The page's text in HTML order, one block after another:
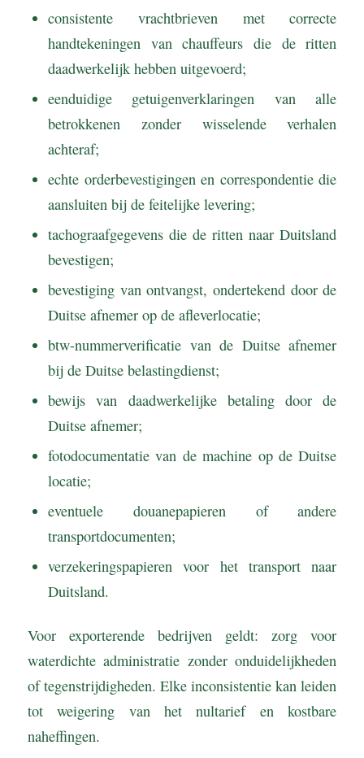
consistente vrachtbrieven met correcte
handtekeningen van chauffeurs die de ritten
daadwerkelijk hebben uitgevoerd;
eenduidige getuigenverklaringen van alle
betrokkenen zonder wisselende verhalen
achteraf;
echte orderbevestigingen en correspondentie die
aansluiten bij de feitelijke levering;
tachograafgegevens die de ritten naar Duitsland
bevestigen;
bevestiging van ontvangst, ondertekend door de
Duitse afnemer op de afleverlocatie;
btw-nummerverificatie van de Duitse afnemer
bij de Duitse belastingdienst;
bewijs van daadwerkelijke betaling door de
Duitse afnemer;
fotodocumentatie van de machine op de Duitse
locatie;
eventuele douanepapieren of andere
transportdocumenten;
verzekeringspapieren voor het transport naar
Duitsland.
Voor exporterende bedrijven geldt: zorg voor
waterdichte administratie zonder onduidelijkheden
of tegenstrijdigheden. Elke inconsistentie kan leiden
tot weigering van het nultarief en kostbare
naheffingen.